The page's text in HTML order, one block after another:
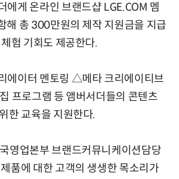
에게 온라인 브랜드샵 LGE.COM 멤
해 총 300만원의 제작 지원금을 지급
험 기회도 제공한다.
에이터 멘토링 △메타 크리에이티브
프로그램 등 앰버서더들의 콘텐츠
한 교육을 지원한다.
영업본부 브랜드커뮤니케이션담당
품에 대한 고객의 생생한 목소리가